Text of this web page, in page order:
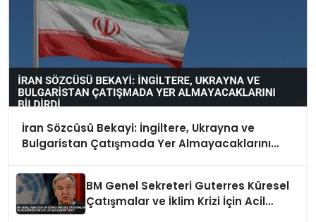
İran Sözcüsü Bekayi: İngiltere, Ukrayna ve
Bulgaristan Çatışmada Yer Almayacaklarını
BM Genel Sekreteri Guterres Küresel
Çatışmalar ve İklim Krizi İçin Acil